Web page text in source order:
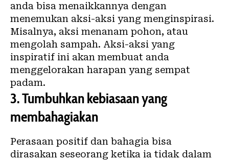
anda bisa menaikkannya dengan
menemukan aksi-aksi yang menginspirasi.
Misalnya, aksi menanam pohon, atau
mengolah sampah. Aksi-aksi yang
inspiratif ini akan membuat anda
menggelorakan harapan yang sempat
padam.
3.Tumbuhkan kebiasaan yang
membahagiakan
Perasaan positif dan bahagia bisa
dirasakan seseorang ketika ia tidak dalam